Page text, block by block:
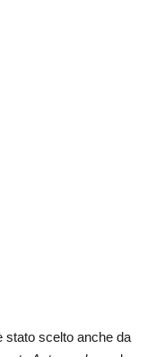
stato scelto anche da